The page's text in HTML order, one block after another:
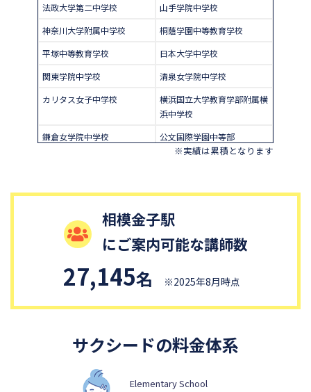
法政大学第二中学校
山手学院中学校
神奈川大学附属中学校
桐蔭学園中等教育学校
平塚中等教育学校
日本大学中学校
関東学院中学校
清泉女学院中学校
カリタス女子中学校
横浜国立大学教育学部附属横
浜中学校
鎌倉女学院中学校
公文国際学園中等部
日本女子大学附属中学校
横浜創英中学校
神奈川学園中学校
日本大学藤沢中学校
捜真女学校中学部
鶴見大学附属中学校
※実績は累積となります
相模金子駅
にご案内可能な講師数
27,145名 ※2025年8月時点
サクシードの料金体系
Elementary School